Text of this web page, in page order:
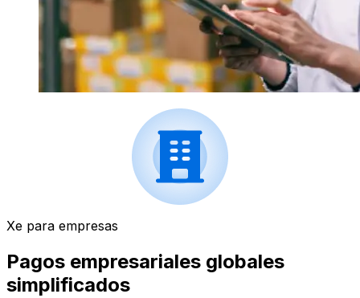
Xe para empresas
Pagos empresariales globales
simplificados